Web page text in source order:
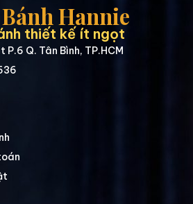
Hannie
thiết kế ít ngọt
Q. Tân Bình, TP.HCM